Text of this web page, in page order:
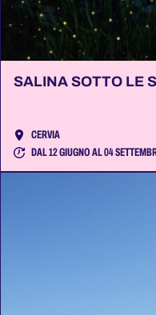
SALINA SOTTO LE
CERVIA
DAL 12 GIUGNO AL 04